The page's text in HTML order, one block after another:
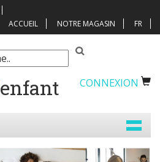
ACCUEIL NOTRE MAGASIN FR
enfant CONNEXION